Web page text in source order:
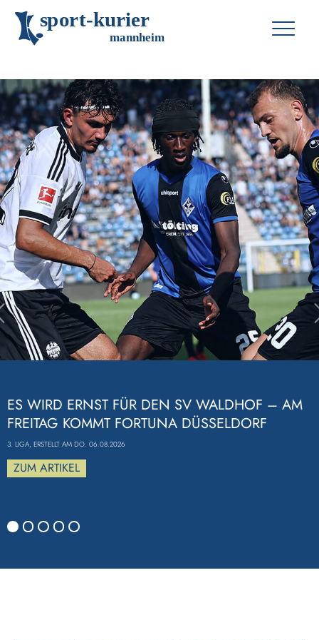
sport-kurier
mannheim
ES WIRD ERNST FÜR DEN SV WALDHOF – AM
FREITAG KOMMT FORTUNA DÜSSELDORF
3. LIGA, ERSTELLT AM DO. 06.08.2026
ZUM ARTIKEL